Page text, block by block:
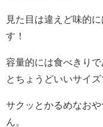
見た目は違えど味的
す！
容量的には食べきり
とちょうどいいサイズ
サクッとかるめなお
ん。